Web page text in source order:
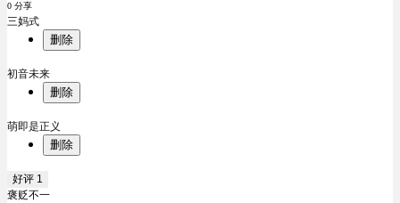
0 分享
三妈式
删除
初音未来
删除
萌即是正义
删除
好评 1
褒贬不一